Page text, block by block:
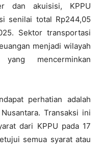
dan akuisisi, KPPU
senilai total Rp244,05
Sektor transportasi
menjadi wilayah
mencerminkan
perhatian adalah
Transaksi ini
dari KPPU pada 17
semua syarat atau